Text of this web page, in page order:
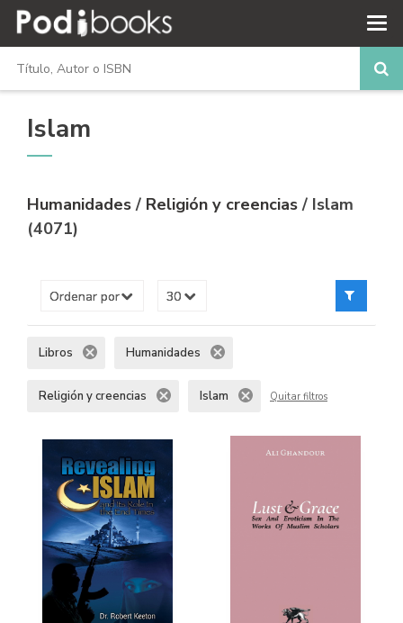
Islam
Humanidades/ Religión y creencias/ Islam
(4071)
Libros Humanidades
Religión y creencias Islam Quitar filtros